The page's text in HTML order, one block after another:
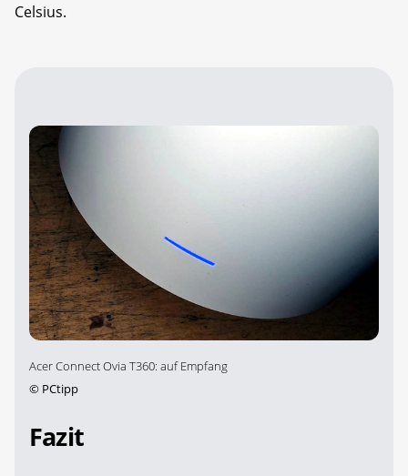
Celsius.
Acer Connect Ovia T360: auf Empfang
© PCtipp
Fazit